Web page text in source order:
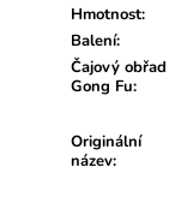
Hmotnost:
Balení:
Čajový obřad
Gong Fu:
Originální
název: